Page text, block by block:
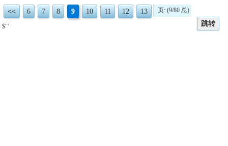
<< 6 7 8 9 10 11 12 13 页: (9/80 总)
跳转
$' '